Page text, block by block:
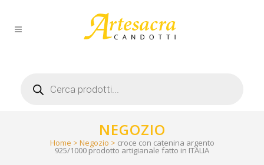
search
NEGOZIO
Home > Negozio > croce con catenina argento
925/1000 prodotto artigianale fatto in ITALIA